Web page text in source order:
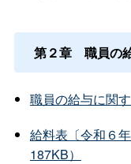
第２章 職員の
職員の給与に関
給料表〔令和６
187KB）